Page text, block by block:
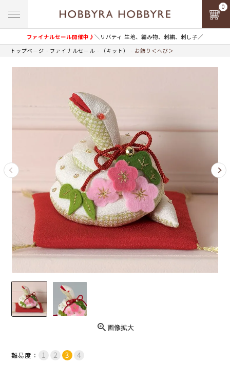
ファイナルセール開催中♪＼リバティ 生地、編み物、刺繍、刺し子／
0
トップページ ファイナルセール （キット） お飾り＜へび＞
画像拡大
難易度：